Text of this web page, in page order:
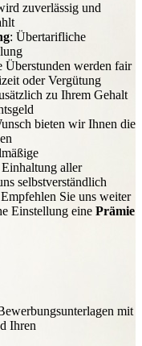
zuverlässig und
: Übertarifliche
Überstunden werden fair
oder Vergütung
zu Ihrem Gehalt
bieten wir Ihnen die
aller
selbstverständlich
Empfehlen Sie uns weiter
Einstellung eine Prämie
mit
Ihren